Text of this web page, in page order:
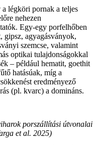
légköri pornak a teljes
nehezen
Egy-egy porfelhőben
gipsz, agyagásványok,
szemcse, valamint
optikai tulajdonságokkal
– például hematit, goethit
hatásúak, míg a
eredményező
(pl. kvarc) a domináns.
porszállítási útvonalai
et al. 2025)